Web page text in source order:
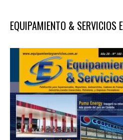
EQUIPAMIENTO & SERVICIOS